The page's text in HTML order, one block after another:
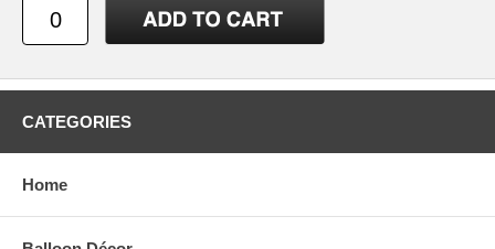
CATEGORIES
Home